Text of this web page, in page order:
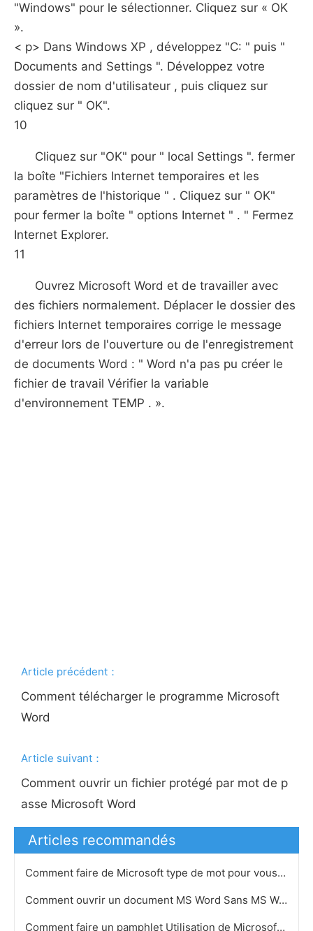
"Windows" pour le sélectionner. Cliquez sur « OK
».
< p> Dans Windows XP , développez "C: " puis "
Documents and Settings ". Développez votre
dossier de nom d'utilisateur , puis cliquez sur
cliquez sur " OK".
10
Cliquez sur "OK" pour " local Settings ". fermer
la boîte "Fichiers Internet temporaires et les
paramètres de l'historique " . Cliquez sur " OK"
pour fermer la boîte " options Internet " . " Fermez
Internet Explorer.
11
Ouvrez Microsoft Word et de travailler avec
des fichiers normalement. Déplacer le dossier des
fichiers Internet temporaires corrige le message
d'erreur lors de l'ouverture ou de l'enregistrement
de documents Word : " Word n'a pas pu créer le
fichier de travail Vérifier la variable
d'environnement TEMP . ».
Article précédent：
Comment télécharger le programme Microsoft
Word
Article suivant：
Comment ouvrir un fichier protégé par mot de p
asse Microsoft Word
Articles recommandés
Comment faire de Microsoft type de mot pour vous pendant que vous lisez
Comment ouvrir un document MS Word Sans MS Word
Comment faire un pamphlet Utilisation de Microsoft Word 2007